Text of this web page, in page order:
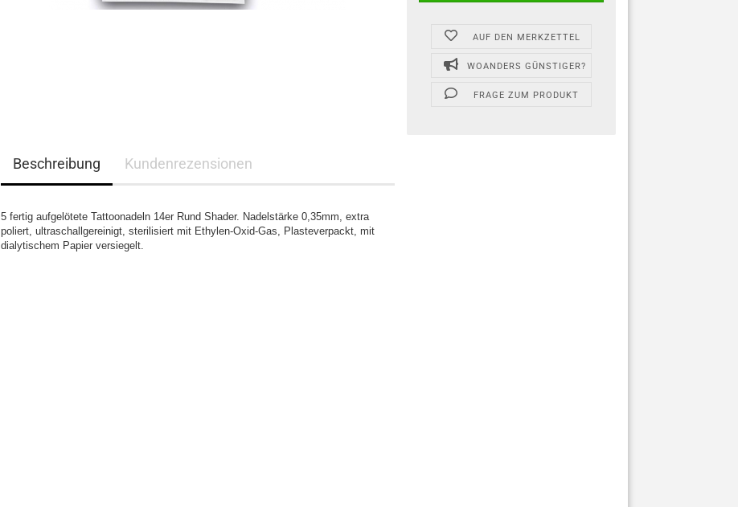
AUF DEN MERKZETTEL
WOANDERS GÜNSTIGER?
FRAGE ZUM PRODUKT
Beschreibung Kundenrezensionen
5 fertig aufgelötete Tattoonadeln 14er Rund Shader. Nadelstärke 0,35mm, extra
poliert, ultraschallgereinigt, sterilisiert mit Ethylen-Oxid-Gas, Plasteverpackt, mit
dialytischem Papier versiegelt.